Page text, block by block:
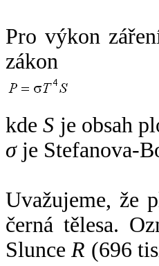
Pro výkon
zákon
kdeS je obsah
σje Stefanova-
Uvažujeme, že
černá tělesa.
SlunceR (696